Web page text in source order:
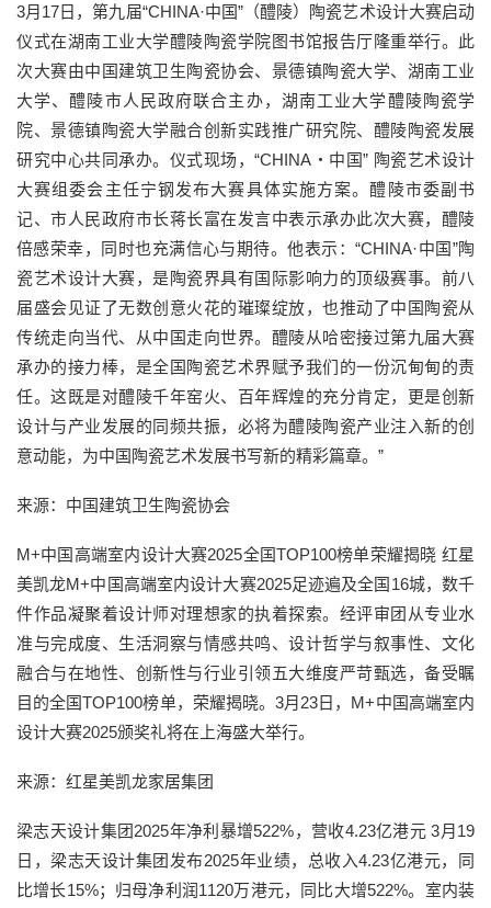
3月17日，第九届“CHINA·中国”（醴陵）陶瓷艺术设计大赛启动
仪式在湖南工业大学醴陵陶瓷学院图书馆报告厅隆重举行。此
次大赛由中国建筑卫生陶瓷协会、景德镇陶瓷大学、湖南工业
大学、醴陵市人民政府联合主办，湖南工业大学醴陵陶瓷学
院、景德镇陶瓷大学融合创新实践推广研究院、醴陵陶瓷发展
研究中心共同承办。仪式现场，“CHINA・中国” 陶瓷艺术设计
大赛组委会主任宁钢发布大赛具体实施方案。醴陵市委副书
记、市人民政府市长蒋长富在发言中表示承办此次大赛，醴陵
倍感荣幸，同时也充满信心与期待。他表示：“CHINA·中国”陶
瓷艺术设计大赛，是陶瓷界具有国际影响力的顶级赛事。前八
届盛会见证了无数创意火花的璀璨绽放，也推动了中国陶瓷从
传统走向当代、从中国走向世界。醴陵从哈密接过第九届大赛
承办的接力棒，是全国陶瓷艺术界赋予我们的一份沉甸甸的责
任。这既是对醴陵千年窑火、百年辉煌的充分肯定，更是创新
设计与产业发展的同频共振，必将为醴陵陶瓷产业注入新的创
意动能，为中国陶瓷艺术发展书写新的精彩篇章。”
来源：中国建筑卫生陶瓷协会
M+中国高端室内设计大赛2025全国TOP100榜单荣耀揭晓 红星
美凯龙M+中国高端室内设计大赛2025足迹遍及全国16城，数千
件作品凝聚着设计师对理想家的执着探索。经评审团从专业水
准与完成度、生活洞察与情感共鸣、设计哲学与叙事性、文化
融合与在地性、创新性与行业引领五大维度严苛甄选，备受瞩
目的全国TOP100榜单，荣耀揭晓。3月23日，M+中国高端室内
设计大赛2025颁奖礼将在上海盛大举行。
来源：红星美凯龙家居集团
梁志天设计集团2025年净利暴增522%，营收4.23亿港元 3月19
日，梁志天设计集团发布2025年业绩，总收入4.23亿港元，同
比增长15%；归母净利润1120万港元，同比大增522%。室内装